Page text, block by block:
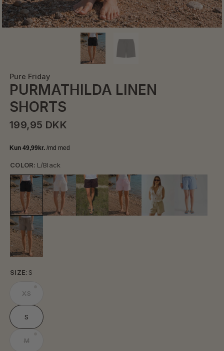
Pure Friday
PURMATHILDA LINEN
SHORTS
199,95 DKK
COLOR: L/Black
SIZE: S
XS
S
M